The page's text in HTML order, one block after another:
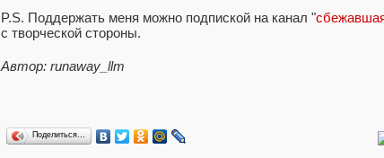
P.S. Поддержать меня можно подпиской на канал "
с творческой стороны.
Автор: runaway_llm
Поделиться…